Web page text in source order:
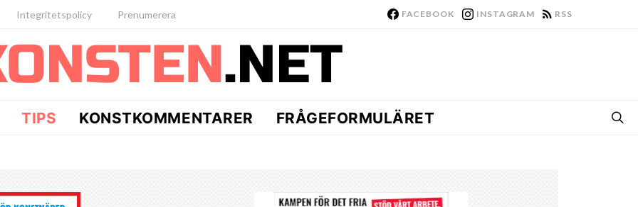
Integritetspolicy Prenumerera FACEBOOK INSTAGRAM RSS
TIPS KONSTKOMMENTARER FRÅGEFORMULÄRET